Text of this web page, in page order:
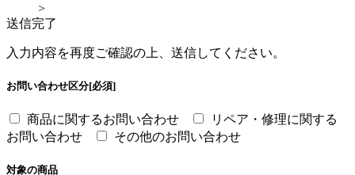
>
送信完了
入力内容を再度ご確認の上、送信してください。
お問い合わせ区分[必須]
商品に関するお問い合わせ
リペア・修理に関する
お問い合わせ
その他のお問い合わせ
対象の商品